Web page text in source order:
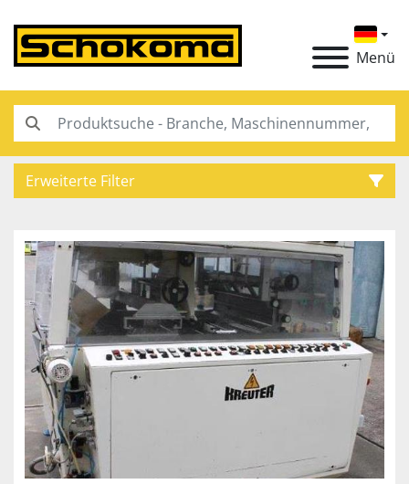
Menü
Erweiterte Filter
Hersteller